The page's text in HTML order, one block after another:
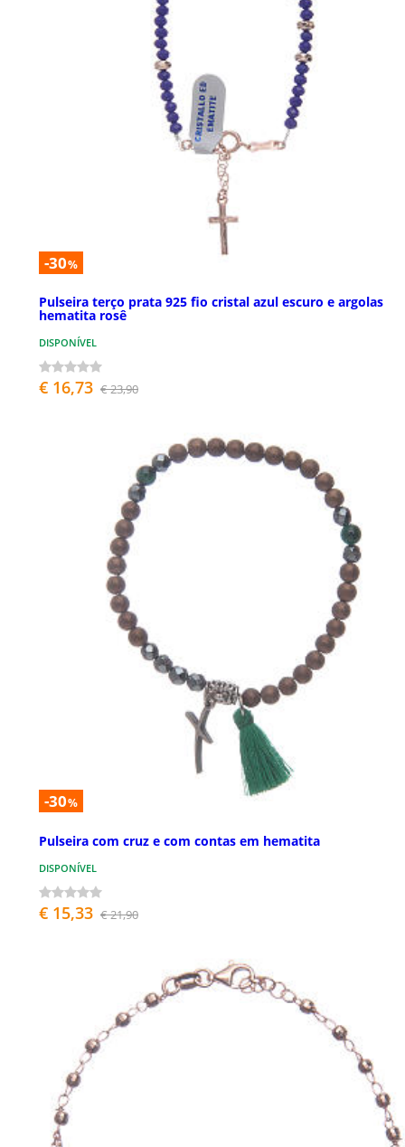
-30%
Pulseira terço prata 925 fio cristal azul escuro e argolas
hematita rosê
DISPONÍVEL
€ 16,73 € 23,90
-30%
Pulseira com cruz e com contas em hematita
DISPONÍVEL
€ 15,33 € 21,90